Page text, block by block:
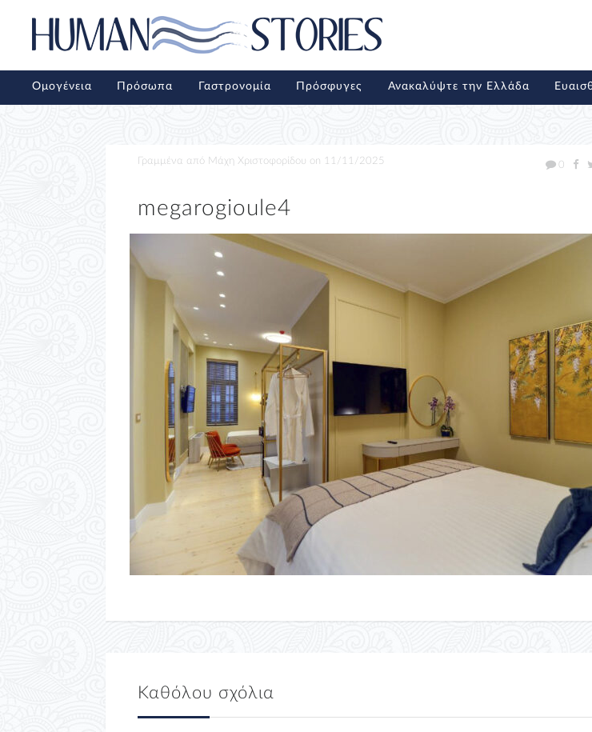
Ομογένεια Πρόσωπα Γαστρονομία Πρόσφυγες Ανακαλύψτε την Ελλάδα
Γραμμένα από Μάχη Χριστοφορίδου on 11/11/2025 0
megarogioule4
Καθόλου σχόλια